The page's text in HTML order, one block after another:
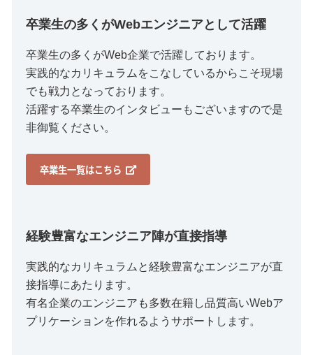
卒業生の多くがWebエンジニアとして活躍
卒業生の多くがWeb企業で活躍しております。
実践的なカリキュラムをこなしているからこそ現場
でも戦力となっております。
活躍する卒業生のインタビューもございますので是
非御覧ください。
卒業生一覧はこちら
経験豊富なエンジニア陣が直接指導
実践的なカリキュラムと経験豊富なエンジニアが直
接指導にあたります。
有名企業のエンジニアも多数在籍し品質高いWebア
プリケーションを作れるようサポートします。